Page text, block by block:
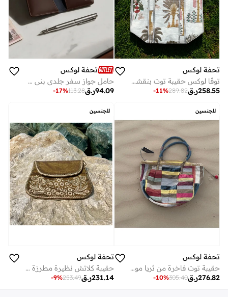
تحفة لوكس
توڤا لوكس حقيبة توت بنقشة النخيل – حقيبة قطنية مطبوعة يدوياً، أصفر خردلي، تصميم أوراق النخيل الاستوائية (45.5 × 47.5 × 20 سم)
ر.ق258.55
289.82
-11%
تحفة لوكس
حامل جواز سفر جلدي بني من فواياج
ر.ق94.09
113.28
-17%
للجنسين
تحفة لوكس
حقيبة توت فاخرة من ثريا موزاييك من تحفة - تطريز مخملي يدوي بخيوط ذهبية وألوان محايدة، تصميم منظم بمقابض عريضة مصنوعة يدويًا، مساحة داخلية واسعة للضروريات اليومية، 29.5 × 42.5 سم
ر.ق276.82
305.40
-10%
للجنسين
تحفة لوكس
حقيبة كلاتش نظيرة مطرزة من توفه لوكس - حرير برونزي داكن مع تطريز يدوي زهري باللون الذهبي العتيق وحدود مرصعة، تصميم مغلف منظم × سم
ر.ق231.14
253.49
-9%